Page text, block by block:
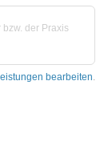
der Praxis
bearbeiten.